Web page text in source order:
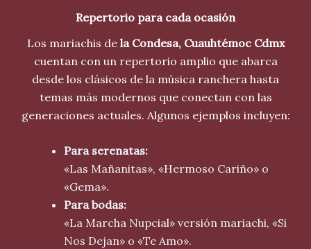
Repertorio para cada ocasión
Los mariachis de la Condesa, CuauhtémocCdmx
cuentan con un repertorio amplio que abarca
desde los clásicos de la música ranchera hasta
temas más modernos que conectan con las
generaciones actuales. Algunos ejemplos incluyen:
Para serenatas:
«Las Mañanitas», «Hermoso Cariño» o
«Gema».
Para bodas:
«La Marcha Nupcial» versión mariachi, «Si
Nos Dejan» o «Te Amo».